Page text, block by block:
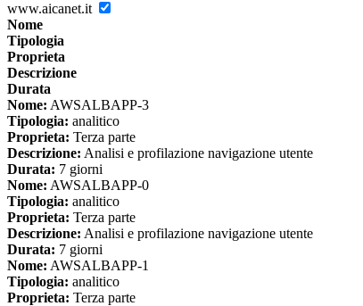
www.aicanet.it
Nome
Tipologia
Proprieta
Descrizione
Durata
Nome: AWSALBAPP-3
Tipologia: analitico
Proprieta: Terza parte
Descrizione: Analisi e profilazione navigazione utente
Durata: 7 giorni
Nome: AWSALBAPP-0
Tipologia: analitico
Proprieta: Terza parte
Descrizione: Analisi e profilazione navigazione utente
Durata: 7 giorni
Nome: AWSALBAPP-1
Tipologia: analitico
Proprieta: Terza parte